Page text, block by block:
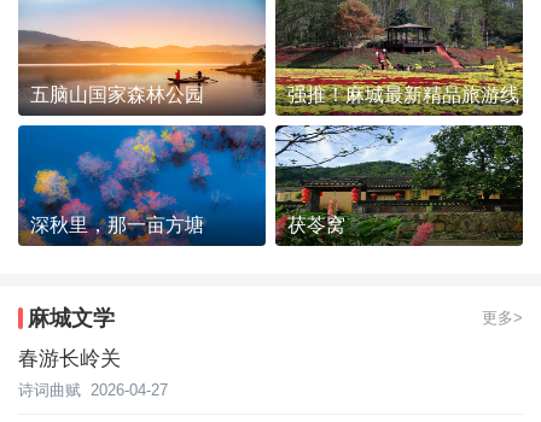
五脑山国家森林公园 强推！麻城最新精品旅游线
路发布~
深秋里，那一亩方塘 茯苓窝
麻城文学 更多>
春游长岭关
诗词曲赋 2026-04-27